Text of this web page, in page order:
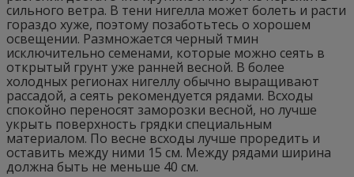
сильного ветра. В тени нигелла может болеть и расти
гораздо хуже, поэтому позаботьтесь о хорошем
освещении. Размножается черный тмин
исключительно семенами, которые можно сеять в
открытый грунт уже ранней весной. В более
холодных регионах нигеллу обычно выращивают
рассадой, а сеять рекомендуется рядами. Всходы
спокойно переносят заморозки весной, но лучше
укрыть поверхность грядки специальным
материалом. По весне всходы лучше проредить и
оставить между ними 15 см. Между рядами ширина
должна быть не меньше 40 см.